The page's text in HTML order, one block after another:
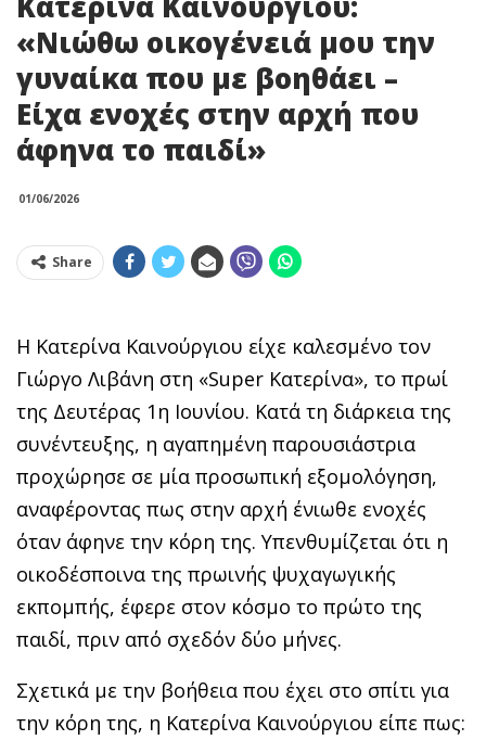
«Νιώθω οικογένειά μου την
γυναίκα που με βοηθάει –
Είχα ενοχές στην αρχή που
άφηνα το παιδί»
01/06/2026
Share
Η Κατερίνα Καινούργιου είχε καλεσμένο τον
Γιώργο Λιβάνη στη «Super Κατερίνα», το πρωί
της Δευτέρας 1η Ιουνίου. Κατά τη διάρκεια της
συνέντευξης, η αγαπημένη παρουσιάστρια
προχώρησε σε μία προσωπική εξομολόγηση,
αναφέροντας πως στην αρχή ένιωθε ενοχές
όταν άφηνε την κόρη της. Υπενθυμίζεται ότι η
οικοδέσποινα της πρωινής ψυχαγωγικής
εκπομπής, έφερε στον κόσμο το πρώτο της
παιδί, πριν από σχεδόν δύο μήνες.
Σχετικά με την βοήθεια που έχει στο σπίτι για
την κόρη της, η Κατερίνα Καινούργιου είπε πως: